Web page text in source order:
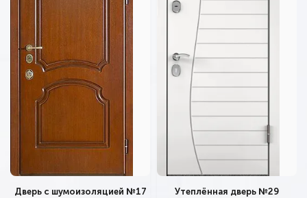
Дверь с шумоизоляцией №17 Утеплённая дверь №29